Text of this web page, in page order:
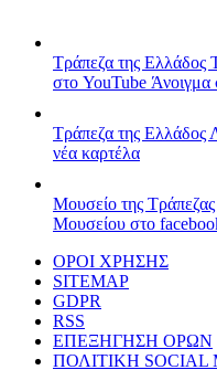
Τράπεζα της Ελλάδος
στο YouTube Άνοιγμα
Τράπεζα της Ελλάδος
νέα καρτέλα
Μουσείο της
Μουσείου στο
ΟΡΟΙ ΧΡΗΣΗΣ
SITEMAP
GDPR
RSS
ΕΠΕΞΗΓΗΣΗ ΟΡΩΝ
ΠΟΛΙΤΙΚΗ SOCIAL